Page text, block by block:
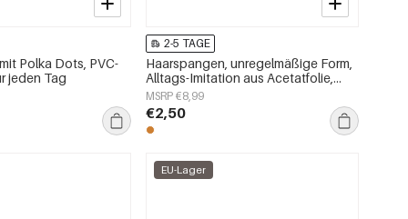
Polka Dots, PVC-
jeden Tag
2-5 TAGE
Haarspangen, unregelmäßige Form,
Alltags-Imitation aus Acetatfolie,
Alltagsaccessoires
MSRP €8,99
€2,50
EU-Lager